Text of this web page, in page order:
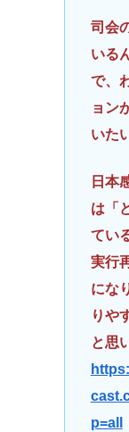
司会
いる
で、
ョン
いた
日本
は「
てい
実行
にな
りや
と思
p=all